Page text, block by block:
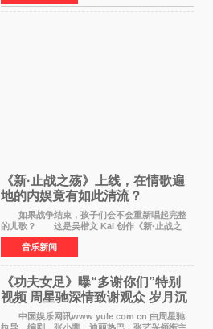
业内、学界专家
《新·止战之殇》上线，在情歌遍
地的内娱竟有如此清流？
如果战争结束，孩子们会不会重新唱起完整
的儿歌？ 这是吴楷文 Kai 创作《新·止战之
殇》时最初的想法。 从伊朗相关冲突引发的
地区局势，到世界各地仍在发生的动荡与不安，
战争从来不只
音乐新闻
《功夫女足》曝“多谢你们”特别
视频 周星驰深情致谢观众 岁月沉
淀不灭初心
中国娱乐网讯www yule com cn 由周星驰
执导、编剧，张小斐、迪丽热巴、张艺兴领衔主